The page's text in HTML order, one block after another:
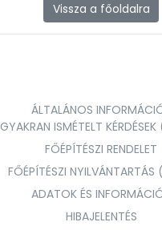
Vissza a főoldalra
ÁLTALÁNOS
GYAKRAN ISMÉTELT
FŐÉPÍTÉSZI RENDELET
FŐÉPÍTÉSZI NYILVÁNTARTÁS
ADATOK ÉS
HIBAJELENTÉS